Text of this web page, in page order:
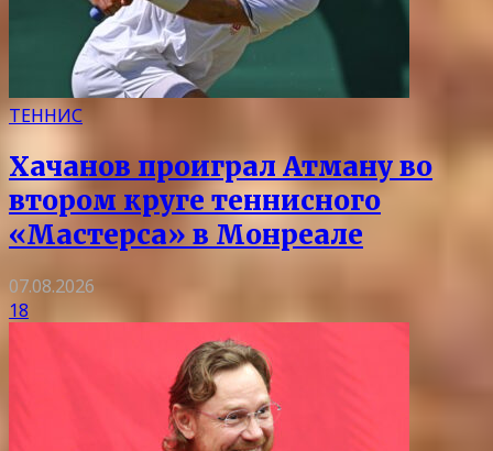
ТЕННИС
Хачанов проиграл Атману во
втором круге теннисного
«Мастерса» в Монреале
07.08.2026
18